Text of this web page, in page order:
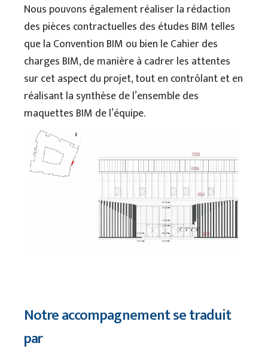
Nous pouvons également réaliser la rédaction
des pièces contractuelles des études BIM telles
que la Convention BIM ou bien le Cahier des
charges BIM, de manière à cadrer les attentes
sur cet aspect du projet, tout en contrôlant et en
réalisant la synthèse de l’ensemble des
maquettes BIM de l’équipe.
Notre accompagnement se traduit
par